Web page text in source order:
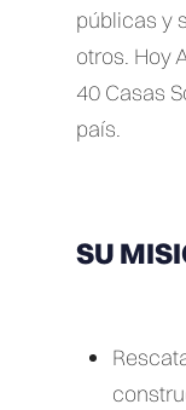
públicas y
otros. Hoy
40 Casas
país.
SU